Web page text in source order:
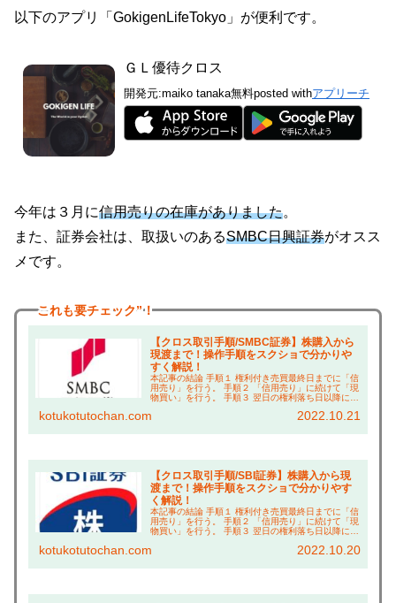
以下のアプリ「GokigenLifeTokyo」が便利です。
ＧＬ優待クロス
開発元:maiko tanaka無料posted withアプリーチ
今年は３月に信用売りの在庫がありました。
また、証券会社は、取扱いのあるSMBC日興証券がオスス
メです。
これも要チェック”！
【クロス取引手順/SMBC証券】株購入から
現渡まで！操作手順をスクショで分かりや
すく解説！
本記事の結論 手順１ 権利付き売買最終日までに「信
用売り」を行う。 手順２ 「信用売り」に続けて「現
物買い」を行う。 手順３ 翌日の権利落ち日以降に現
う。 こんにちは、コツコツ父ちゃんです。本ブロ...
kotukotutochan.com 2022.10.21
【クロス取引手順/SBI証券】株購入から現
渡まで！操作手順をスクショで分かりやす
く解説！
本記事の結論 手順１ 権利付き売買最終日までに「信
用売り」を行う。 手順２ 「信用売り」に続けて「現
物買い」を行う。 手順３ 翌日の権利落ち日以降に現
う。 こんにちは、コツコツ父ちゃんです。本ブロ...
kotukotutochan.com 2022.10.20